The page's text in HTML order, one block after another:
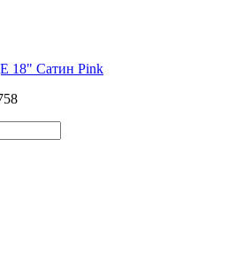
Сатин Pink